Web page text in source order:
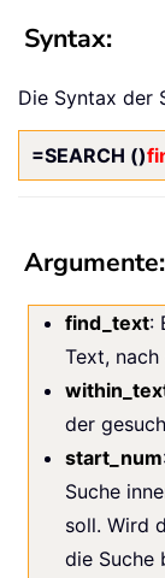
Syntax:
Die Syntax der
=SEARCH ()
Argumente:
find_text:
Text,
der
start_num
Suche
soll. Wird
die Suche